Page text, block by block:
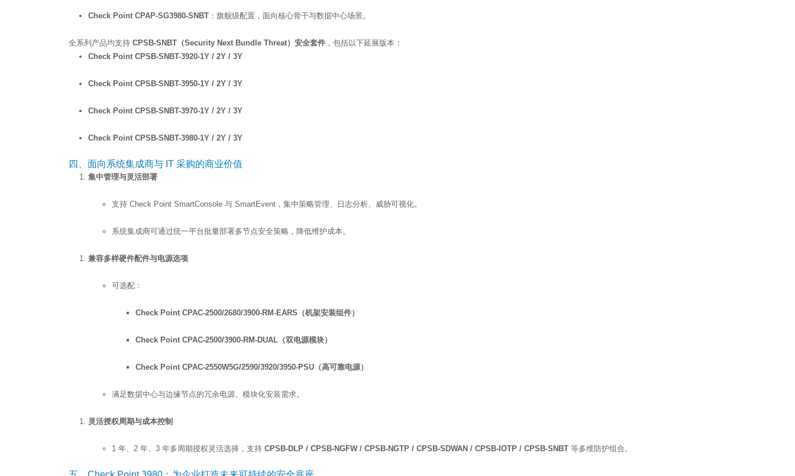
Check Point CPAP-SG3980-SNBT：旗舰级配置，面向核心骨干与数据中心场景。
全系列产品均支持 CPSB-SNBT（Security Next Bundle Threat）安全套件 ，包括以下延展版本：
Check Point CPSB-SNBT-3920-1Y / 2Y / 3Y
Check Point CPSB-SNBT-3950-1Y / 2Y / 3Y
Check Point CPSB-SNBT-3970-1Y / 2Y / 3Y
Check Point CPSB-SNBT-3980-1Y / 2Y / 3Y
四、面向系统集成商与 IT 采购的商业价值
集中管理与灵活部署
支持 Check Point SmartConsole 与 SmartEvent，集中策略管理、日志分析、威胁可视化。
系统集成商可通过统一平台批量部署多节点安全策略，降低维护成本。
兼容多样硬件配件与电源选项
可选配：
Check Point CPAC-2500/2680/3900-RM-EARS（机架安装组件）
Check Point CPAC-2500/3900-RM-DUAL（双电源模块）
Check Point CPAC-2550W5G/2590/3920/3950-PSU（高可靠电源）
满足数据中心与边缘节点的冗余电源、模块化安装需求。
灵活授权周期与成本控制
1 年、2 年、3 年多周期授权灵活选择，支持 CPSB-DLP / CPSB-NGFW / CPSB-NGTP / CPSB-SDWAN / CPSB-IOTP / CPSB-SNBT等多维防护组合。